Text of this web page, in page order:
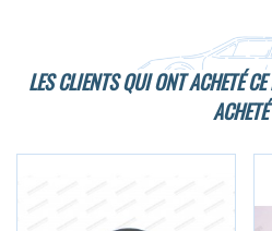
LES CLIENTS QUI ONT ACHETÉ